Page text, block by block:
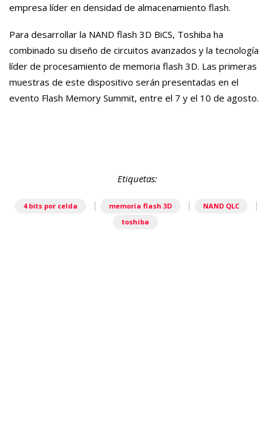
empresa líder en densidad de almacenamiento flash.
Para desarrollar la NAND flash 3D BiCS, Toshiba ha
combinado su diseño de circuitos avanzados y la tecnología
líder de procesamiento de memoria flash 3D. Las primeras
muestras de este dispositivo serán presentadas en el
evento Flash Memory Summit, entre el 7 y el 10 de agosto.
Etiquetas:
4 bits por celda | memoria flash 3D | NAND QLC |
toshiba